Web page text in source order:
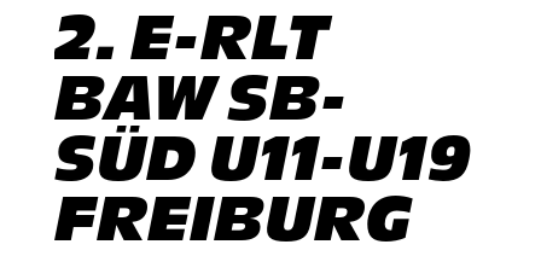
2. E-RLT
BAW SB-
SÜD U11-U19
FREIBURG